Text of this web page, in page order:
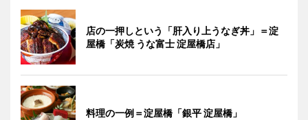
店の一押しという「肝入り上うなぎ丼」＝淀
屋橋「炭焼 うな富士 淀屋橋店」
料理の一例＝淀屋橋「銀平 淀屋橋」